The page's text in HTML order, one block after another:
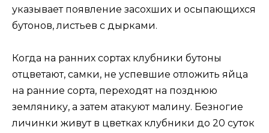
указывает появление засохших и осыпающихся
бутонов, листьев с дырками.
Когда на ранних сортах клубники бутоны
отцветают, самки, не успевшие отложить яйца
на ранние сорта, переходят на позднюю
землянику, а затем атакуют малину. Безногие
личинки живут в цветках клубники до 20 суток